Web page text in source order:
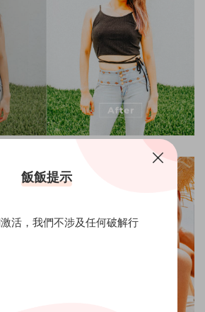
飯飯提示
活，我們不涉及任何破解行